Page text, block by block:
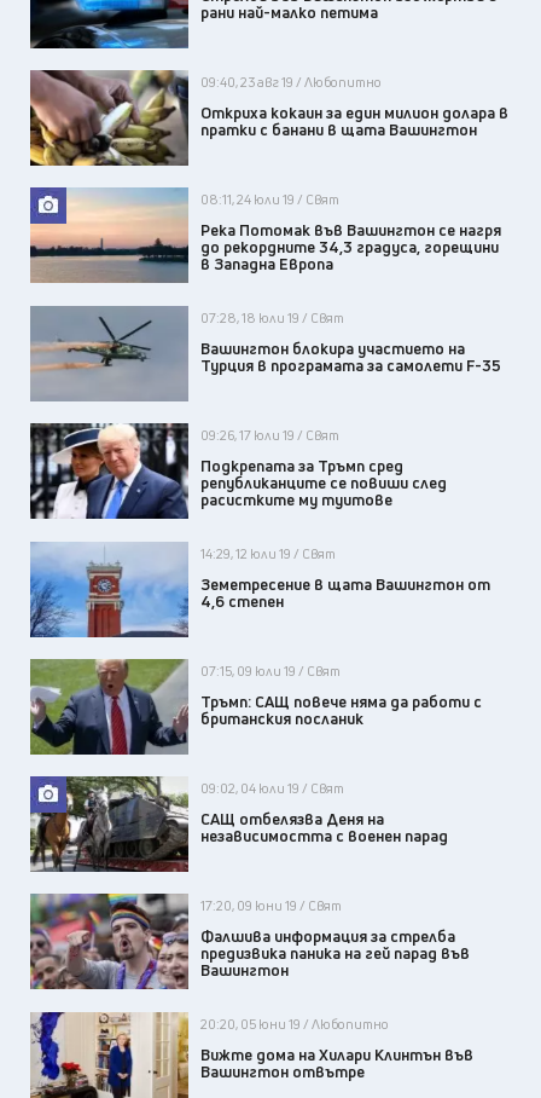
рани най-малко петима
09:40, 23 авг 19 / Любопитно
Откриха кокаин за един милион долара в
пратки с банани в щата Вашингтон
08:11, 24 юли 19 / Свят
Река Потомак във Вашингтон се нагря
до рекордните 34,3 градуса, горещини
в Западна Европа
07:28, 18 юли 19 / Свят
Вашингтон блокира участието на
Турция в програмата за самолети F-35
09:26, 17 юли 19 / Свят
Подкрепата за Тръмп сред
републиканците се повиши след
расистките му туитове
14:29, 12 юли 19 / Свят
Земетресение в щата Вашингтон от
4,6 степен
07:15, 09 юли 19 / Свят
Тръмп: САЩ повече няма да работи с
британския посланик
09:02, 04 юли 19 / Свят
САЩ отбелязва Деня на
независимостта с военен парад
17:20, 09 юни 19 / Свят
Фалшива информация за стрелба
предизвика паника на гей парад във
Вашингтон
20:20, 05 юни 19 / Любопитно
Вижте дома на Хилари Клинтън във
Вашингтон отвътре